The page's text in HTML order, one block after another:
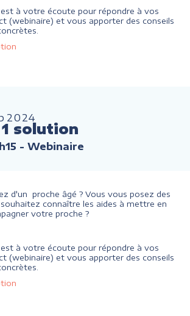
à votre écoute pour répondre à vos
(webinaire) et vous apporter des conseils
2024
solution
- Webinaire
d'un proche âgé ? Vous vous posez des
connaître les aides à mettre en
votre proche ?
à votre écoute pour répondre à vos
(webinaire) et vous apporter des conseils